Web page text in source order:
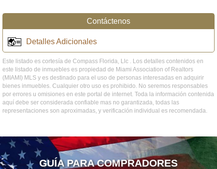
Contáctenos
Detalles Adicionales
Este listado es cortesía de Compass Florida, Llc . Los detalles contenidos en
este listado de inmuebles es propiedad de Miami Association of Realtors
(MIAMI) MLS y es destinado para el uso de personas interesadas en adquirir
bienes inmuebles. Cualquier otro uso es prohibido. No seremos responsables
por errores u omisiones en este portal de internet. Toda la información contenida
aquí debe ser considerada confiable mas no garantizada, todas las
representaciones son aproximadas, y verificación individual es recomendada.
GUÍA PARA COMPRADORES